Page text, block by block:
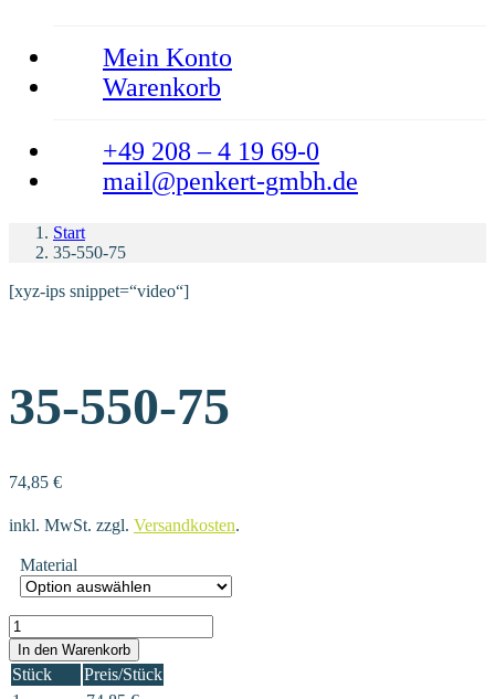
Mein Konto
Warenkorb
+49 208 – 4 19 69-0
mail@penkert-gmbh.de
Start
35-550-75
[xyz-ips snippet=“video“]
35-550-75
74,85 €
inkl. MwSt. zzgl. Versandkosten.
Material
35-550-75 Menge
In den Warenkorb
Stück
Preis/Stück